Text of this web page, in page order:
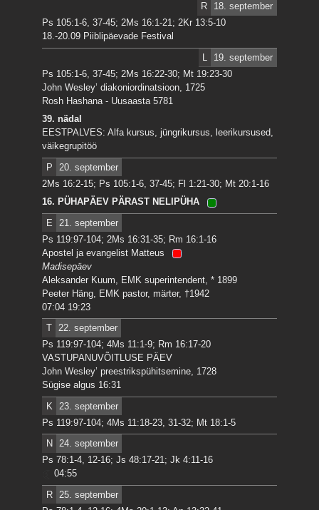
R
18. september
Ps 105:1-6, 37-45; 2Ms 16:1-21; 2Kr 13:5-10
18.-20.09 Piiblipäevade Festival
19. september
Ps 105:1-6, 37-45; 2Ms 16:22-30; Mt 19:23-30
John Wesley’ diakoniordinatsioon, 1725
Rosh Hashana - Uusaasta 5781
39. nädal
EESTPALVES: Alfa kursus, jüngrikursus, leerikursused,
väikegrupitöö
P
20. september
2Ms 16:2-15; Ps 105:1-6, 37-45; Fl 1:21-30; Mt 20:1-16
16. PÜHAPÄEV PÄRAST NELIPÜHA
E
21. september
Ps 119:97-104; 2Ms 16:31-35; Rm 16:1-16
Apostel ja evangelist Matteus
Madisepäev
Aleksander Kuum, EMK superintendent, * 1899
Peeter Häng, EMK pastor, märter, †1942
07:04 19:23
T
22. september
Ps 119:97-104; 4Ms 11:1-9; Rm 16:17-20
VASTUPANUVÕITLUSE PÄEV
John Wesley’ preestrikspühitsemine, 1728
Sügise algus 16:31
K
23. september
Ps 119:97-104; 4Ms 11:18-23, 31-32; Mt 18:1-5
N
24. september
Ps 78:1-4, 12-16; Js 48:17-21; Jk 4:11-16
04:55
R
25. september